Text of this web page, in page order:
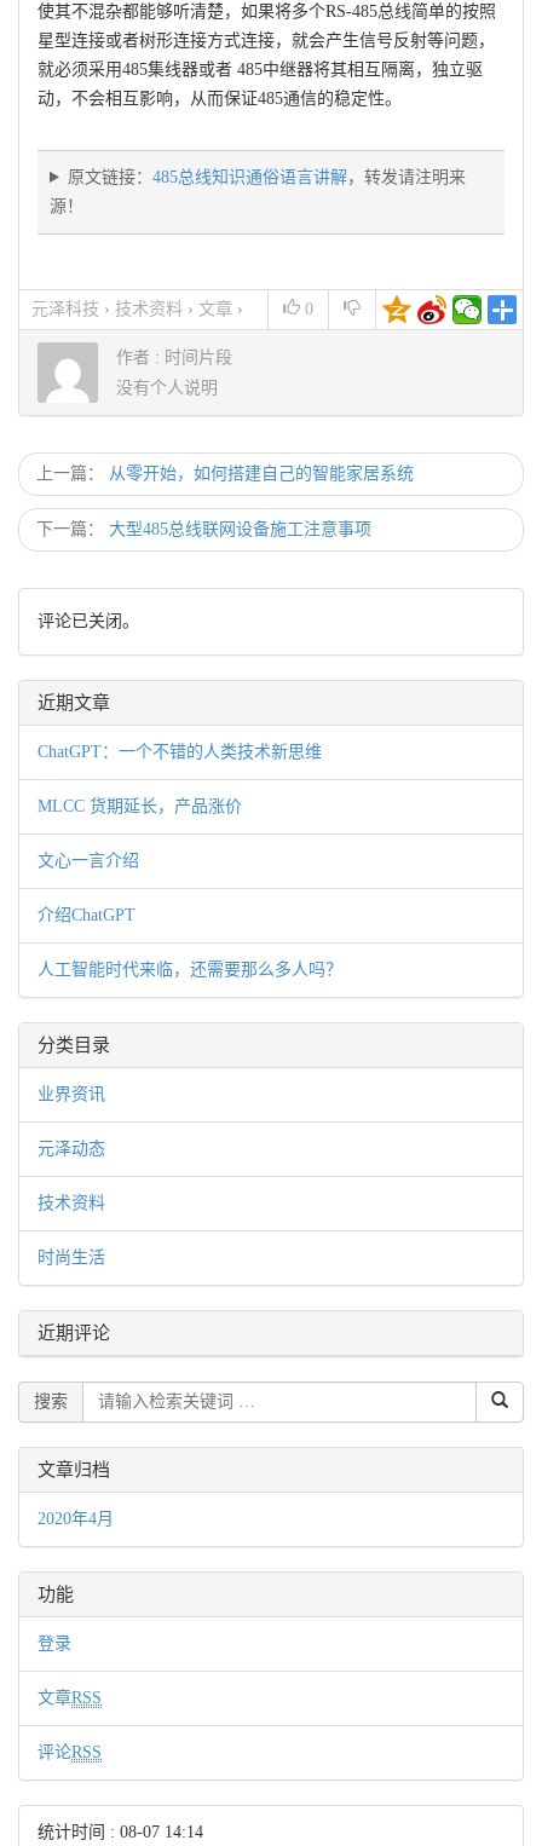
使其不混杂都能够听清楚，如果将多个RS-485总线简单的按照
星型连接或者树形连接方式连接，就会产生信号反射等问题，
就必须采用485集线器或者 485中继器将其相互隔离，独立驱
动，不会相互影响，从而保证485通信的稳定性。
原文链接： 485总线知识通俗语言讲解，转发请注明来
源！
0
元泽科技 › 技术资料 › 文章 ›
485总线知识通俗语言讲解
作者 : 时间片段
没有个人说明
上一篇： 从零开始，如何搭建自己的智能家居系统
下一篇： 大型485总线联网设备施工注意事项
评论已关闭。
近期文章
ChatGPT：一个不错的人类技术新思维
MLCC 货期延长，产品涨价
文心一言介绍
介绍ChatGPT
人工智能时代来临，还需要那么多人吗？
分类目录
业界资讯
元泽动态
技术资料
时尚生活
近期评论
搜索
文章归档
2020年4月
功能
登录
文章RSS
评论RSS
统计时间 : 08-07 14:14